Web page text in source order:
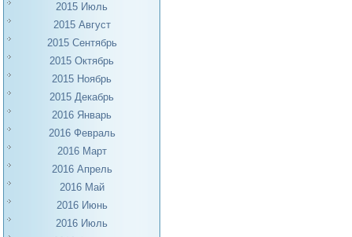
2015 Июль
2015 Август
2015 Сентябрь
2015 Октябрь
2015 Ноябрь
2015 Декабрь
2016 Январь
2016 Февраль
2016 Март
2016 Апрель
2016 Май
2016 Июнь
2016 Июль